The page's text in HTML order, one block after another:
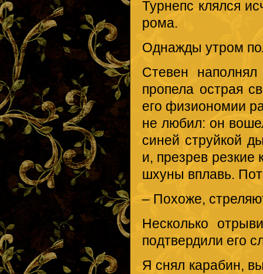
Турнепс клялся
рома.
Однажды утром
Стевен
пропела острая
его физиономии
не любил: он
синей струйкой
и, презрев резкие
шхуны вплавь.
– Похоже,
Несколько
подтвердили его
Я снял карабин,